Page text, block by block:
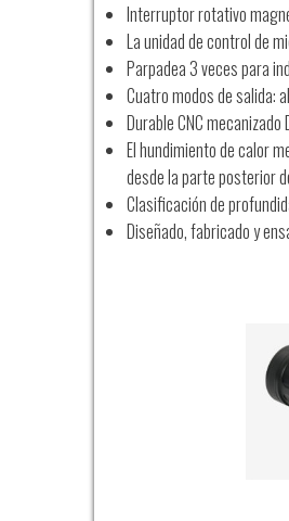
Interruptor rotativo
La unidad de control de
Parpadea 3 veces para
Cuatro modos de salida:
Durable CNC
El hundimiento de calor
desde la parte posterior
Clasificación de
Diseñado, fabricado y